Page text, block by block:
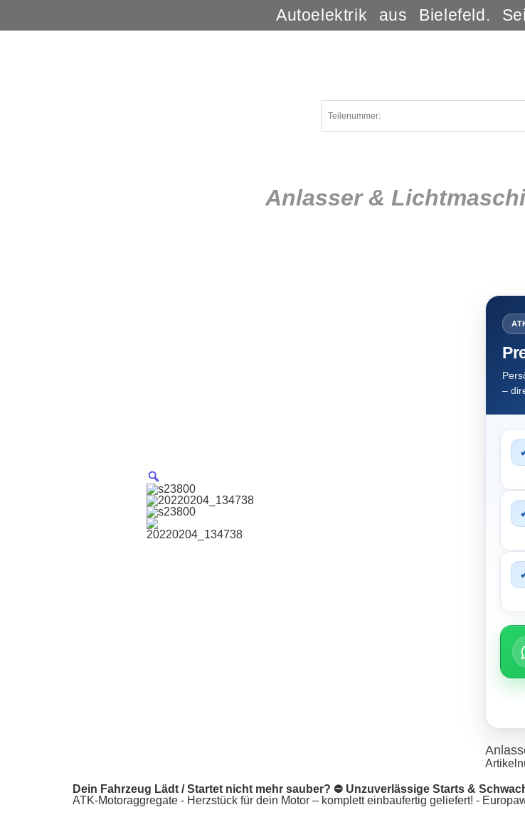
Autoelektrik aus Bielefeld.
Anlasser &
–
Dein Fahrzeug Lädt / Startet nicht mehr sauber? ⛔ Unzuverlässige Starts &
ATK-Motoraggregate - Herzstück für dein Motor – komplett einbaufertig geliefert! -